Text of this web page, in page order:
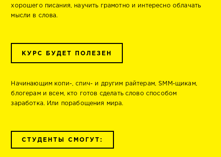
хорошего писания, научить грамотно и интересно облачать
мысли в слова.
КУРС БУДЕТ ПОЛЕЗЕН
Начинающим копи-, спич- и другим райтерам, SMM-щикам,
блогерам и всем, кто готов сделать слово способом
заработка. Или порабощения мира.
СТУДЕНТЫ СМОГУТ: